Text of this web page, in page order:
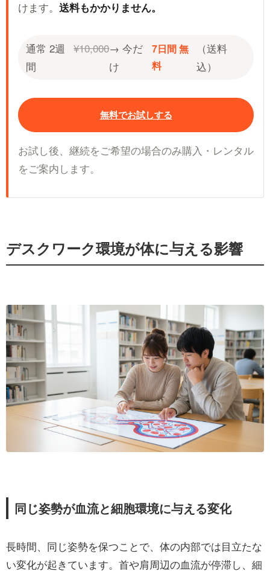
けます。 送料もかかりません。
通常 2週
間
¥10,000→ 今だ
け
7日間 無
料
（送料
込）
無料でお試しする
お試し後、継続をご希望の場合のみ購入・レンタル
をご案内します。
デスクワーク環境が体に与える影響
同じ姿勢が血流と細胞環境に与える変化
長時間、同じ姿勢を保つことで、体の内部では目立たな
い変化が起きています。首や肩周辺の血流が停滞し、細